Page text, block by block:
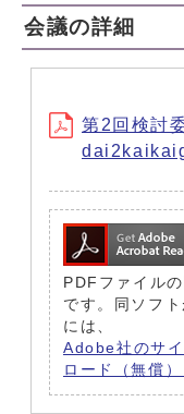
会議の詳細
第2回検討
PDFファイル
です。同ソフ
には、
Adobe社のサ
ロード（無償